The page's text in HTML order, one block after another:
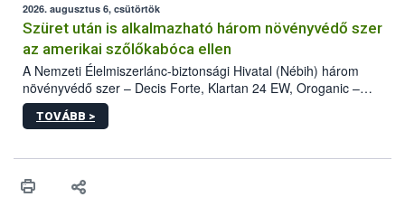
az intenzív felderítést, emellett az intézkedéseket a szlovák
hatósággal is összehangolják a terjedés megállítása érdekében.
2026. augusztus 6, csütörtök
Szüret után is alkalmazható három növényvédő szer
az amerikai szőlőkabóca ellen
A Nemzeti Élelmiszerlánc-biztonsági Hivatal (Nébih) három
növényvédő szer – Decis Forte, Klartan 24 EW, Oroganic –
engedélyokiratát módosította, így azok a szüretet követően,
egészen a vesszőérettség (BBCH 91) stádiumáig
érésű szőlőkben is legyen lehetőség a károsító elleni további
felhasználók számára is elérhető és ökológiai termesztésben is
TOVÁBB >